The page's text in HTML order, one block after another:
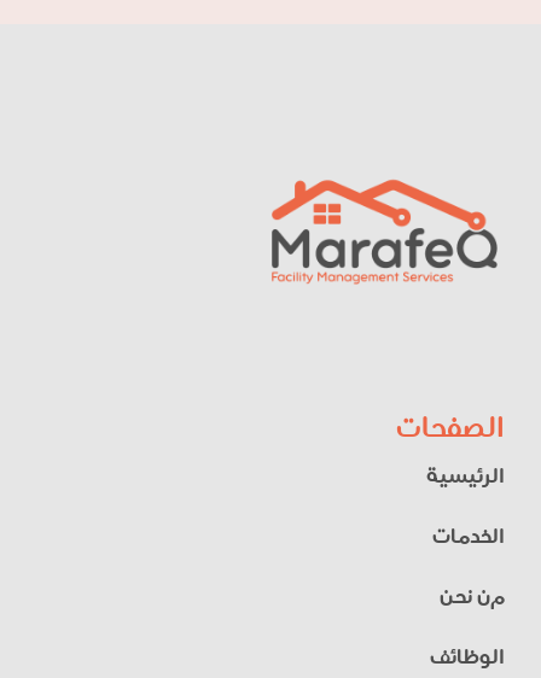
الصفحات
الرئيسية
الخدمات
من نحن
الوظائف